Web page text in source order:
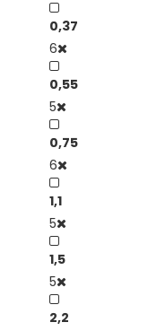
0,37
6
0,55
5
0,75
6
1,1
5
1,5
5
2,2